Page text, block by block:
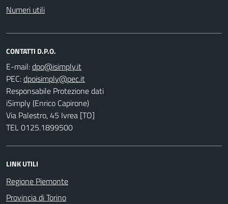
Numeri utili
CONTATTI D.P.O.
E-mail:
PEC:
Responsabile Protezione dati
iSimply (Enrico Capirone)
Via Palestro, 45 Ivrea [TO]
TEL 0125.1899500
LINK UTILI
Regione Piemonte
Provincia di Torino